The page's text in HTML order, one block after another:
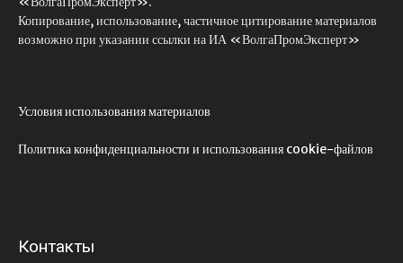
Копирование, использование, частичное цитирование материалов
возможно при указании ссылки на ИА «ВолгаПромЭксперт»
Условия использования материалов
Политика конфиденциальности и использования cookie-файлов
Контакты